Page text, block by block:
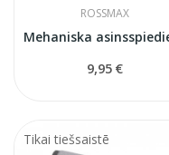
ROSSMAX
9,95 €
Tikai tiešsaistē